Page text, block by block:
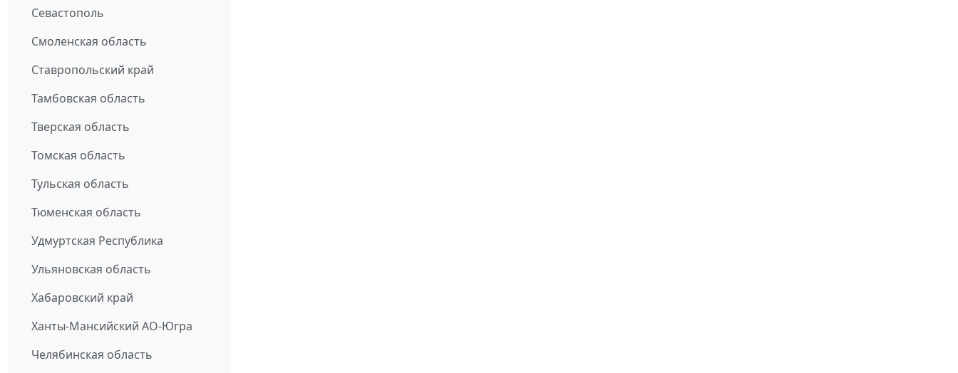
Севастополь
Смоленская область
Ставропольский край
Тамбовская область
Тверская область
Томская область
Тульская область
Тюменская область
Удмуртская Республика
Ульяновская область
Хабаровский край
Ханты-Мансийский АО-Югра
Челябинская область